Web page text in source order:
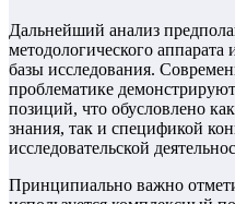
Дальнейший анализ
методологического
базы исследования.
проблематике
позиций, что обусловлено
знания, так и спецификой
исследовательской
Принципиально важно